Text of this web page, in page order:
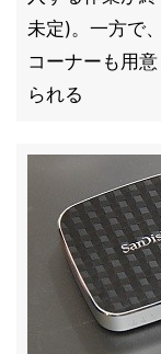
未定)。一方で
コーナーも用
られる